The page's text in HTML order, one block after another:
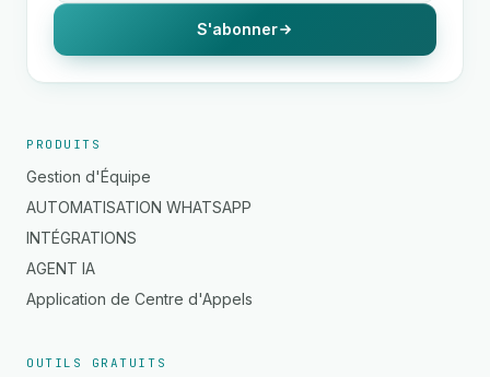
S'abonner
PRODUITS
Gestion d'Équipe
AUTOMATISATION WHATSAPP
INTÉGRATIONS
AGENT IA
Application de Centre d'Appels
OUTILS GRATUITS